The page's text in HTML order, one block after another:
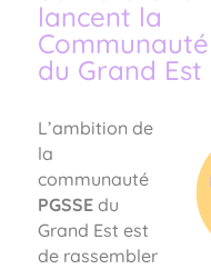
lancent la
Communauté
du Grand Est
L’ambition de
la
communauté
PGSSEdu
Grand Est est
de rassembler